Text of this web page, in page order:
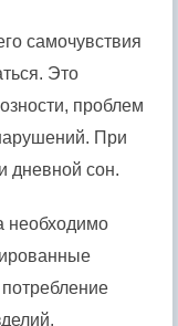
самочувствия
Это
проблем
При
дневной сон.
необходимо